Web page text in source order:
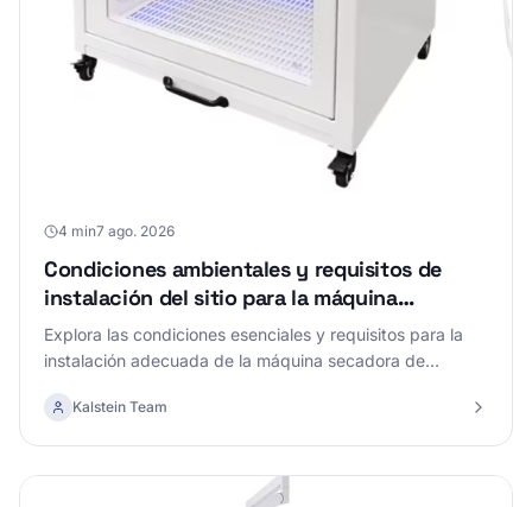
4 min7 ago. 2026
Condiciones ambientales y requisitos de
instalación del sitio para la máquina
secadora de mascotas YR06578
Explora las condiciones esenciales y requisitos para la
instalación adecuada de la máquina secadora de
y duradero.
Kalstein Team